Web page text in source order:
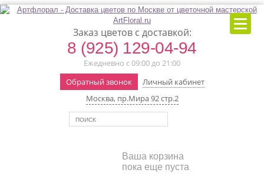
Заказ цветов с доставкой:
8 (925) 129-04-94
Ежедневно с 09:00 до 21:00
Обратный звонок
Личный кабинет
Москва, пр.Мира 92 стр.2
Ваша корзина
пока еще пуста